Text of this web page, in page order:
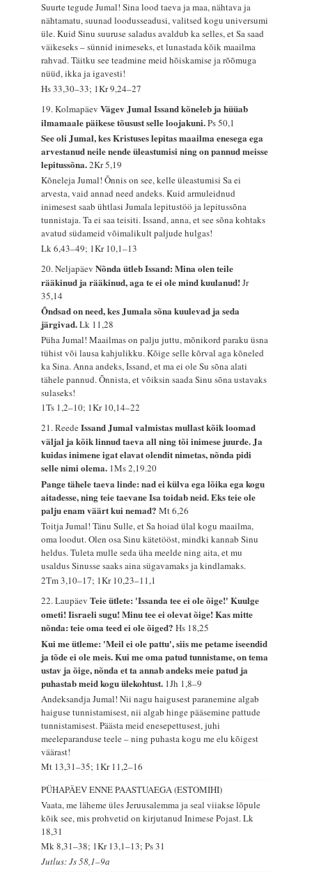
Suurte tegude Jumal! Sina lood taeva ja maa, nähtava ja
nähtamatu, suunad loodusseadusi, valitsed kogu universumi
üle. Kuid Sinu suuruse saladus avaldub ka selles, et Sa saad
väikeseks – sünnid inimeseks, et lunastada kõik maailma
rahvad. Täitku see teadmine meid hõiskamise ja rõõmuga
nüüd, ikka ja igavesti!
Hs 33,30–33; 1Kr 9,24–27
19. KolmapäevVägev Jumal Issand kõneleb ja hüüab
ilmamaale päikese tõusust selle loojakuni.Ps 50,1
See oli Jumal, kes Kristuses lepitas maailma enesega ega
arvestanud neile nende üleastumisi ning on pannud meisse
lepitussõna.2Kr 5,19
Kõneleja Jumal! Õnnis on see, kelle üleastumisi Sa ei
arvesta, vaid annad need andeks. Kuid armuleidnud
inimesest saab ühtlasi Jumala lepitustöö ja lepitussõna
tunnistaja. Ta ei saa teisiti. Issand, anna, et see sõna kohtaks
avatud südameid võimalikult paljude hulgas!
Lk 6,43–49; 1Kr 10,1–13
20. NeljapäevNõnda ütleb Issand: Mina olen teile
rääkinud ja rääkinud, aga te ei ole mind kuulanud!Jr
35,14
Õndsad on need, kes Jumala sõna kuulevad ja seda
järgivad.Lk 11,28
Püha Jumal! Maailmas on palju juttu, mõnikord paraku üsna
tühist või lausa kahjulikku. Kõige selle kõrval aga kõneled
ka Sina. Anna andeks, Issand, et ma ei ole Su sõna alati
tähele pannud. Õnnista, et võiksin saada Sinu sõna ustavaks
sulaseks!
1Ts 1,2–10; 1Kr 10,14–22
21. ReedeIssand Jumal valmistas mullast kõik loomad
väljal ja kõik linnud taeva all ning tõi inimese juurde. Ja
kuidas inimene igat elavat olendit nimetas, nõnda pidi
selle nimi olema. 1Ms 2,19.20
Pange tähele taeva linde: nad ei külva ega lõika ega kogu
aitadesse, ning teie taevane Isa toidab neid. Eks teie ole
palju enam väärt kui nemad?Mt 6,26
Toitja Jumal! Tänu Sulle, et Sa hoiad ülal kogu maailma,
oma loodut. Olen osa Sinu kätetööst, mindki kannab Sinu
heldus. Tuleta mulle seda üha meelde ning aita, et mu
usaldus Sinusse saaks aina sügavamaks ja kindlamaks.
2Tm 3,10–17; 1Kr 10,23–11,1
22. LaupäevTeie ütlete: 'Issanda tee ei ole õige!' Kuulge
ometi! Iisraeli sugu! Minu tee ei olevat õige! Kas mitte
nõnda: teie oma teed ei ole õiged?Hs 18,25
Kui me ütleme: 'Meil ei ole pattu', siis me petame iseendid
ja tõde ei ole meis. Kui me oma patud tunnistame, on tema
ustav ja õige, nõnda et ta annab andeks meie patud ja
puhastab meid kogu ülekohtust. 1Jh 1,8–9
Andeksandja Jumal! Nii nagu haigusest paranemine algab
haiguse tunnistamisest, nii algab hinge pääsemine pattude
tunnistamisest. Päästa meid enesepettusest, juhi
meeleparanduse teele – ning puhasta kogu me elu kõigest
väärast!
Mt 13,31–35; 1Kr 11,2–16
PÜHAPÄEV ENNE PAASTUAEGA (ESTOMIHI)
Vaata, me läheme üles Jeruusalemma ja seal viiakse lõpule
kõik see, mis prohvetid on kirjutanud Inimese Pojast.Lk
18,31
Mk 8,31–38; 1Kr 13,1–13; Ps 31
Jutlus: Js 58,1–9a